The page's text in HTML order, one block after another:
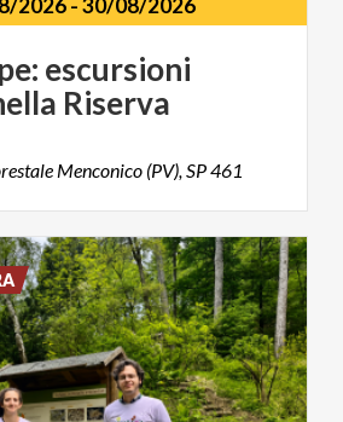
2026-30/08/2026
escursioni
Riserva
Menconico (PV),SP461